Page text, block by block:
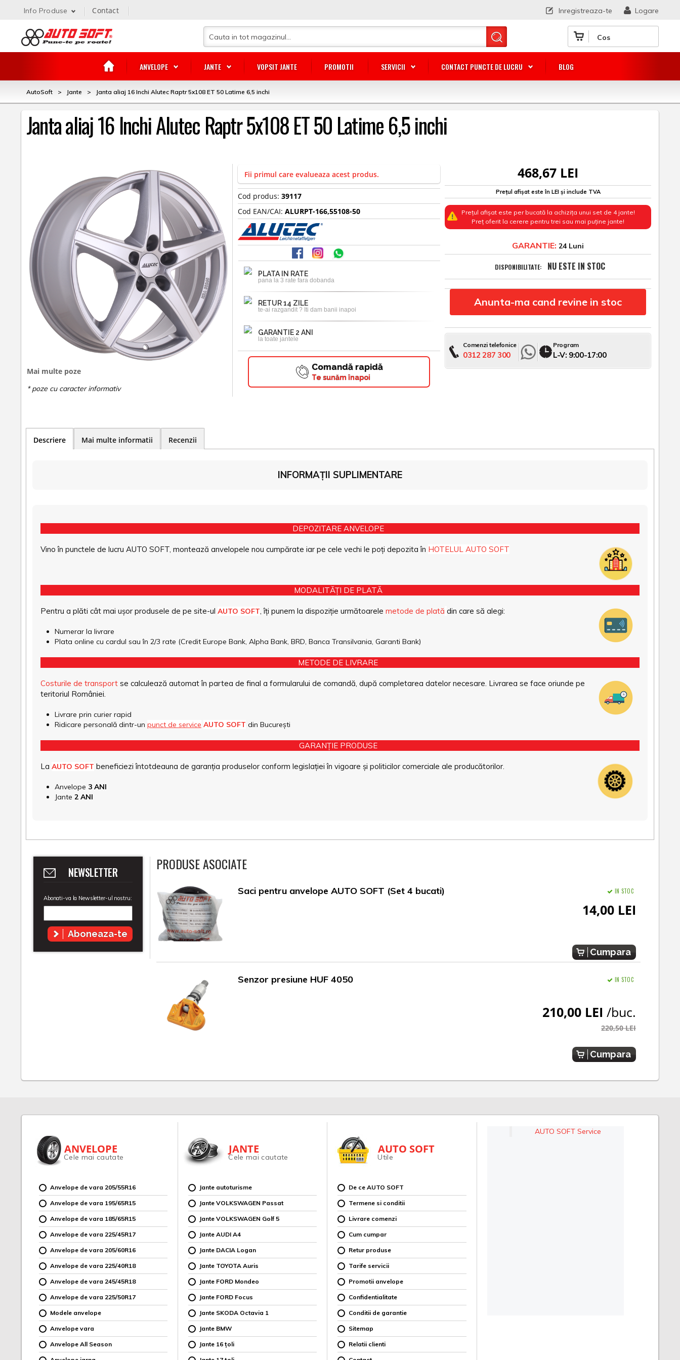
Cos
ANVELOPE JANTE VOPSIT JANTE PROMOTII SERVICII CONTACT PUNCTE DE LUCRU BLOG
Logare
Inregistreaza-te
Info Produse Contact
AutoSoft > Jante > Janta aliaj 16 Inchi Alutec Raptr 5x108 ET 50 Latime 6,5 inchi
Janta aliaj 16 Inchi Alutec Raptr 5x108 ET 50 Latime 6,5 inchi
Mai multe poze
Fii primul care evalueaza acest produs.
Cod produs:39117
Cod EAN/CAI:ALURPT-166,55108-50
PLATA IN RATE
pana la 3 rate fara dobanda
RETUR 14 ZILE
te-ai razgandit ? Iti dam banii inapoi
GARANTIE 2 ANI
la toate jantele
Comandă rapidă
Te sunăm înapoi
468,67 LEI
Prețul afișat este în LEI și include TVA
Prețul afișat este per bucată la achizița unui set de 4 jante!
Preț oferit la cerere pentru trei sau mai puține jante!
GARANTIE: 24 Luni
DISPONIBILITATE: NU ESTE IN STOC
Anunta-ma cand revine in stoc
Comenzi telefonice
0312 287 300
Program
L-V: 9:00-17:00
Descriere Mai multe informatii Recenzii
INFORMAȚII SUPLIMENTARE
DEPOZITARE ANVELOPE
Vino în punctele de lucru AUTO SOFT, montează anvelopele nou cumpărate iar pe cele vechi le poți depozita în HOTELUL AUTO SOFT
MODALITĂȚI DE PLATĂ
Pentru a plăti cât mai ușor produsele de pe site-ul AUTO SOFT, îți punem la dispoziție următoarele metode de plată din care să alegi:
Numerar la livrare
Plata online cu cardul sau în 2/3 rate (Credit Europe Bank, Alpha Bank, BRD, Banca Transilvania, Garanti Bank)
METODE DE LIVRARE
Costurile de transport se calculează automat în partea de final a formularului de comandă, după completarea datelor necesare. Livrarea se face oriunde pe
teritoriul României.
Livrare prin curier rapid
Ridicare personală dintr-un punct de service AUTO SOFT din București
GARANȚIE PRODUSE
La AUTO SOFT beneficiezi întotdeauna de garanția produselor conform legislației în vigoare și politicilor comerciale ale producătorilor.
Anvelope 3 ANI
Jante 2 ANI
NEWSLETTER
Abonati-va la Newsletter-ul nostru:
Aboneaza-te
PRODUSE ASOCIATE
Saci pentru anvelope AUTO SOFT (Set 4 bucati) IN STOC
14,00 LEI
Cumpara
Senzor presiune HUF 4050 IN STOC
210,00 LEI /buc.
220,50 LEI
Cumpara
ANVELOPE
Cele mai cautate
Anvelope de vara 205/55R16
Anvelope de vara 195/65R15
Anvelope de vara 185/65R15
Anvelope de vara 225/45R17
Anvelope de vara 205/60R16
Anvelope de vara 225/40R18
Anvelope de vara 245/45R18
Anvelope de vara 225/50R17
Modele anvelope
Anvelope vara
Anvelope All Season
JANTE
Cele mai cautate
Jante autoturisme
Jante VOLKSWAGEN Passat
Jante VOLKSWAGEN Golf 5
Jante AUDI A4
Jante DACIA Logan
Jante TOYOTA Auris
Jante FORD Mondeo
Jante FORD Focus
Jante SKODA Octavia 1
Jante BMW
Jante 16 țoli
AUTO SOFT
Utile
De ce AUTO SOFT
Termene si conditii
Livrare comenzi
Cum cumpar
Retur produse
Tarife servicii
Promotii anvelope
Confidentialitate
Conditii de garantie
Sitemap
Relatii clienti
AUTO SOFT Service